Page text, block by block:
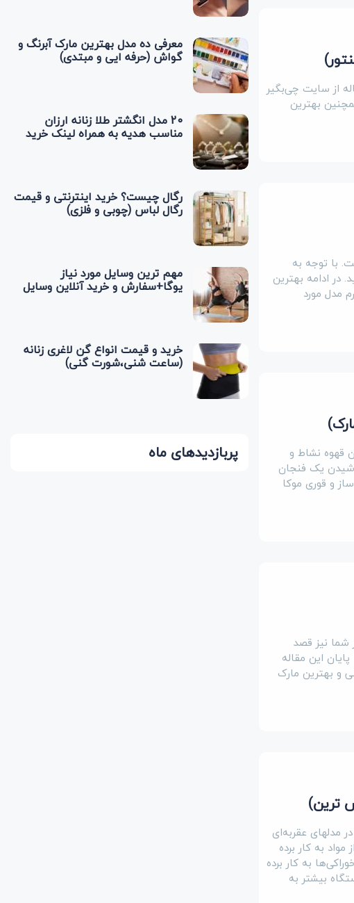
از سایت چی‌بگیر
بهترین
با توجه به
در ادامه بهترین
مدل مورد
قهوه نشاط و
یک فنجان
و قوری موکا
شما نیز قصد
این مقاله
و بهترین مارک
ترین)
مدلهای عقربه‌ای
به کار برده
به کار برده
بیشتر به
معرفی ده مدل بهترین مارک آبرنگ و
گواش (حرفه ایی و مبتدی)
20 مدل انگشتر طلا زنانه ارزان
مناسب هدیه به همراه لینک خرید
رگال چیست؟ خرید اینترنتی و قیمت
رگال لباس (چوبی و فلزی)
مهم ترین وسایل مورد نیاز
یوگا+سفارش و خرید آنلاین وسایل
یوگا
خرید و قیمت انواع گن لاغری زنانه
(ساعت شنی،شورت گنی)
پربازدیدهای ماه